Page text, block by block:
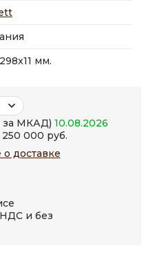
мм.
за МКАД) 10.08.2026
250 000 руб.
доставке
НДС и без